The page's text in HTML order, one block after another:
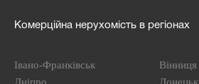
Комерційна нерухомість в регіонах
Івано-Франківськ
Вінниця